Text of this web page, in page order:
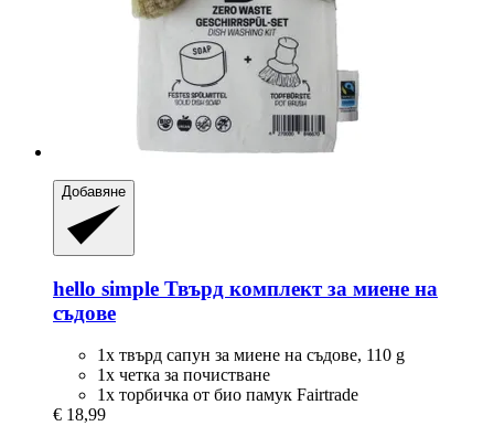
Добавяне
hello simple Твърд комплект за миене на
съдове
1x твърд сапун за миене на съдове, 110 g
1x четка за почистване
1x торбичка от био памук Fairtrade
€ 18,99